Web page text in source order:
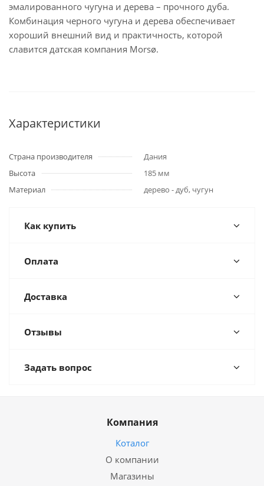
эмалированного чугуна и дерева – прочного дуба.
Комбинация черного чугуна и дерева обеспечивает
хороший внешний вид и практичность, которой
славится датская компания Morsø.
Характеристики
Страна производителя
Дания
Высота
185 мм
Материал
дерево - дуб, чугун
Как купить
Оплата
Доставка
Отзывы
Задать вопрос
Компания
Коталог
О компании
Магазины